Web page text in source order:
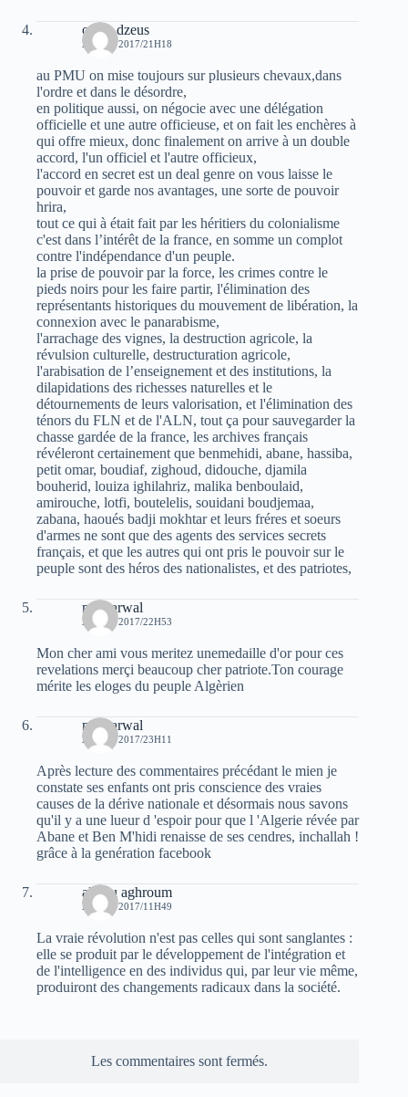
oziris dzeus
20 MAI 2017/21H18
au PMU on mise toujours sur plusieurs chevaux,dans
l'ordre et dans le désordre,
en politique aussi, on négocie avec une délégation
officielle et une autre officieuse, et on fait les enchères à
qui offre mieux, donc finalement on arrive à un double
accord, l'un officiel et l'autre officieux,
l'accord en secret est un deal genre on vous laisse le
pouvoir et garde nos avantages, une sorte de pouvoir
hrira,
tout ce qui à était fait par les héritiers du colonialisme
c'est dans l’intérêt de la france, en somme un complot
contre l'indépendance d'un peuple.
la prise de pouvoir par la force, les crimes contre le
pieds noirs pour les faire partir, l'élimination des
représentants historiques du mouvement de libération, la
connexion avec le panarabisme,
l'arrachage des vignes, la destruction agricole, la
révulsion culturelle, destructuration agricole,
l'arabisation de l’enseignement et des institutions, la
dilapidations des richesses naturelles et le
détournements de leurs valorisation, et l'élimination des
ténors du FLN et de l'ALN, tout ça pour sauvegarder la
chasse gardée de la france, les archives français
révéleront certainement que benmehidi, abane, hassiba,
petit omar, boudiaf, zighoud, didouche, djamila
bouherid, louiza ighilahriz, malika benboulaid,
amirouche, lotfi, boutelelis, souidani boudjemaa,
zabana, haoués badji mokhtar et leurs fréres et soeurs
d'armes ne sont que des agents des services secrets
français, et que les autres qui ont pris le pouvoir sur le
peuple sont des héros des nationalistes, et des patriotes,
moh arwal
20 MAI 2017/22H53
Mon cher ami vous meritez unemedaille d'or pour ces
revelations merçi beaucoup cher patriote.Ton courage
mérite les eloges du peuple Algèrien
moh arwal
20 MAI 2017/23H11
Après lecture des commentaires précédant le mien je
constate ses enfants ont pris conscience des vraies
causes de la dérive nationale et désormais nous savons
qu'il y a une lueur d 'espoir pour que l 'Algerie révée par
Abane et Ben M'hidi renaisse de ses cendres, inchallah !
grâce à la genération facebook
allilou aghroum
21 MAI 2017/11H49
La vraie révolution n'est pas celles qui sont sanglantes :
elle se produit par le développement de l'intégration et
de l'intelligence en des individus qui, par leur vie même,
produiront des changements radicaux dans la société.
Les commentaires sont fermés.